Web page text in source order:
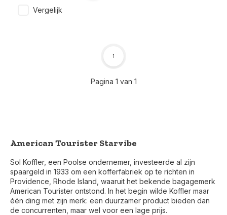
Vergelijk
Pagina 1 van 1
1
American Tourister Starvibe
Sol Koffler, een Poolse ondernemer, investeerde al zijn
spaargeld in 1933 om een kofferfabriek op te richten in
Providence, Rhode Island, waaruit het bekende bagagemerk
American Tourister ontstond. In het begin wilde Koffler maar
één ding met zijn merk: een duurzamer product bieden dan
de concurrenten, maar wel voor een lage prijs.